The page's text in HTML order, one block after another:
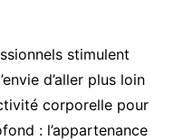
stimulent
d’aller plus loin
corporelle pour
: l’appartenance